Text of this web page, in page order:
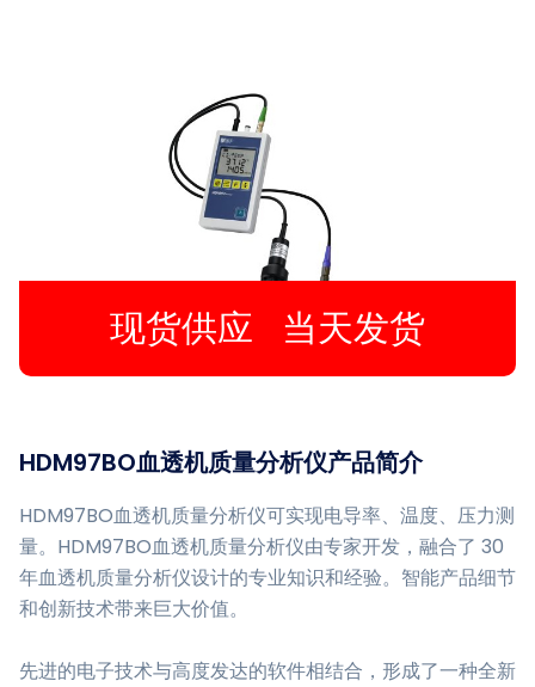
现货供应 当天发货
HDM97BO血透机质量分析仪产品简介
HDM97BO血透机质量分析仪可实现电导率、温度、压力测
量。HDM97BO血透机质量分析仪由专家开发，融合了 30
年血透机质量分析仪设计的专业知识和经验。智能产品细节
和创新技术带来巨大价值。
先进的电子技术与高度发达的软件相结合，形成了一种全新